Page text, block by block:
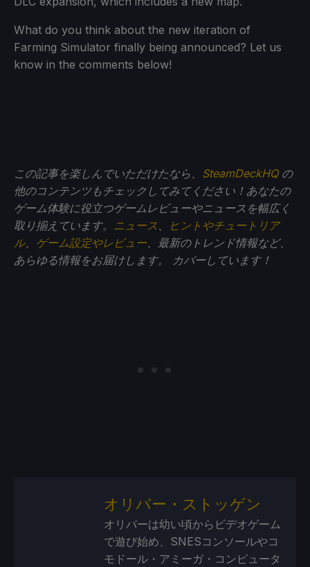
What do you think about the new iteration of
Farming Simulator finally being announced? Let us
know in the comments below!
この記事を楽しんでいただけたなら、 SteamDeckHQの
他のコンテンツもチェックしてみてください！あなたの
ゲーム体験に役立つゲームレビューやニュースを幅広く
取り揃えています。 ニュース 、
ヒントやチュートリア
ル、 ゲーム設定やレビュー、最新のトレンド情報など、
あらゆる情報をお届けします。
カバーしています！
オリバー・ストッゲン
オリバーは幼い頃からビデオゲーム
で遊び始め、SNESコンソールやコ
モドール・アミーガ・コンピュータ